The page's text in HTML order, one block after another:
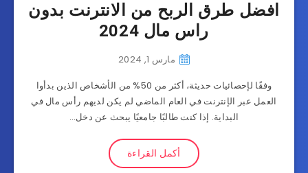
افضل طرق الربح من الانترنت بدون
راس مال 2024
مارس 1, 2024
وفقًا لإحصائيات حديثة، أكثر من 50% من الأشخاص الذين بدأوا
العمل عبر الإنترنت في العام الماضي لم يكن لديهم رأس مال في
البداية. إذا كنت طالبًا جامعيًا يبحث عن دخل…
أكمل القراءة